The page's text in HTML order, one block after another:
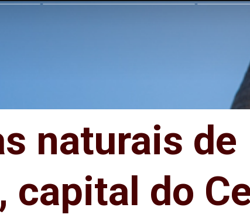
naturais de
capital do
naturais de
capital do